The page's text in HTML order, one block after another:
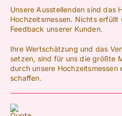
Unsere Ausstellenden sind das
Hochzeitsmessen. Nichts erfüllt
Feedback unserer Kunden.
Ihre Wertschätzung und das
setzen, sind für uns die größte
durch unsere
schaffen.